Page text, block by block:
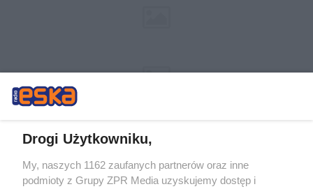
Drogi Użytkowniku,
My, naszych 1162 zaufanych partnerów oraz inne
podmioty z Grupy ZPR Media uzyskujemy dostęp i